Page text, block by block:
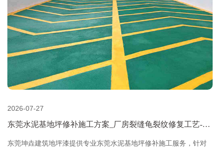
2026-07-27
东莞水泥基地坪修补施工方案_厂房裂缝龟裂纹修复工艺-东
东莞坤垚建筑地坪漆提供专业东莞水泥基地坪修补施工服务，针对